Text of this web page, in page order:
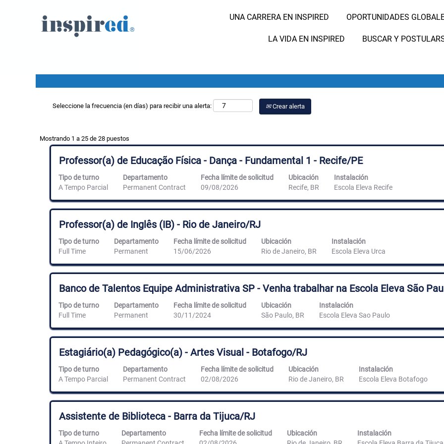
UNA CARRERA EN INSPIRED OPORTUNIDADES
LA VIDA EN INSPIRED BUSCAR Y
Buscar por palabra clave
Seleccione la frecuencia (en días) para recibir una alerta: Crear alerta
Mostrando 1 a 25 de 28 puestos
de
búsqueda
de
"eleva".
Mostrando
1
a
25
28
Utilice
el
tabulador
para
por
lista
de
Seleccione
ver
los
detalles
puesto.
Título
Professor(a) de Educação Física - Dança - Fundamental 1 - Recife/PE
Tipo de turno
A Tempo Parcial
Departamento
Permanent Contract
Fecha límite de solicitud
09/08/2026
Ubicación
Recife, BR
Instalación
Escola Eleva Recife
Utilice
la
barra
espaciadora
ver
el
contenido
completo
de
información
del
puesto.
Título
Professor(a) de Inglês (IB) - Rio de Janeiro/RJ
Tipo de turno
Full Time
Departamento
Permanent
Fecha límite de solicitud
15/06/2026
Ubicación
Rio de Janeiro, BR
Instalación
Escola Eleva Urca
Utilice
la
barra
espaciadora
ver
el
contenido
completo
de
información
del
puesto.
Título
Banco de Talentos Equipe Administrativa SP - Venha trabalhar na Escola Eleva São
Tipo de turno
Full Time
Departamento
Permanent
Fecha límite de solicitud
30/11/2024
Ubicación
São Paulo, BR
Instalación
Escola Eleva Sao Paulo
Utilice
la
barra
espaciadora
ver
el
contenido
completo
de
información
del
puesto.
Título
Estagiário(a) Pedagógico(a) - Artes Visual - Botafogo/RJ
Tipo de turno
A Tempo Parcial
Departamento
Permanent Contract
Fecha límite de solicitud
02/08/2026
Ubicación
Rio de Janeiro, BR
Instalación
Escola Eleva Botafogo
Utilice
la
barra
espaciadora
ver
el
contenido
completo
de
Título
Assistente de Biblioteca - Barra da Tijuca/RJ
Tipo de turno
Departamento
Fecha límite de solicitud
Ubicación
Instalación
Utilice
la
barra
espaciadora